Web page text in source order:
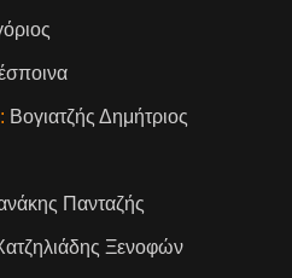
Βογιατζής Δημήτριος
Πανταζής
Ξενοφών